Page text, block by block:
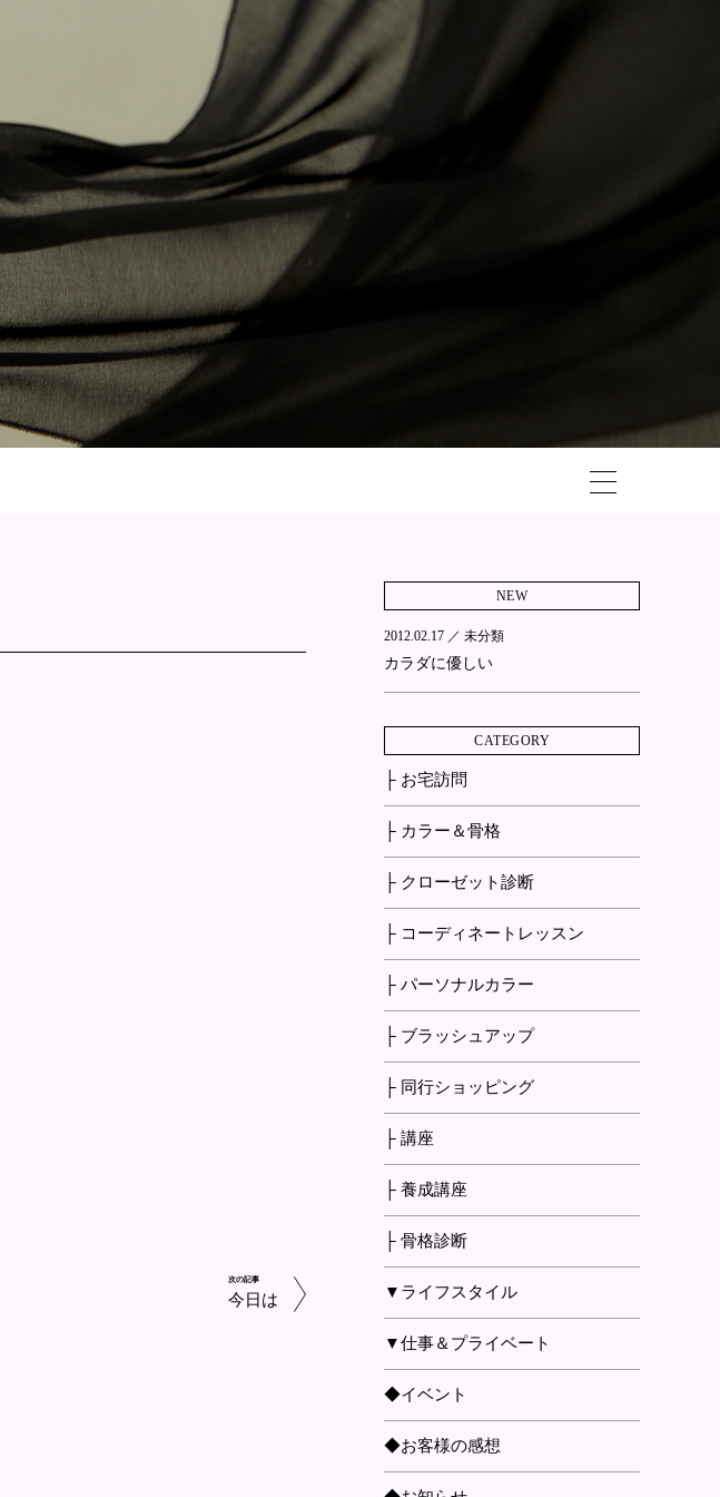
次の記事
今日は
NEW
2012.02.17 ／ 未分類
カラダに優しい
CATEGORY
├ お宅訪問
├ カラー＆骨格
├ クローゼット診断
├ コーディネートレッスン
├ パーソナルカラー
├ ブラッシュアップ
├ 同行ショッピング
├ 講座
├ 養成講座
├ 骨格診断
▼ライフスタイル
▼仕事＆プライベート
◆イベント
◆お客様の感想